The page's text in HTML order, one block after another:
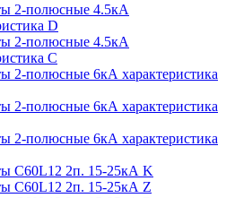
2-полюсные 4.5кА
D
2-полюсные 4.5кА
С
2-полюсные 6кА характеристика
2-полюсные 6кА характеристика
2-полюсные 6кА характеристика
C60L12 2п. 15-25кА K
C60L12 2п. 15-25кА Z